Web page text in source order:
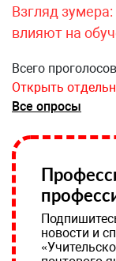
Взгляд
влияют на
Всего
Открыть
Все опросы
новости и